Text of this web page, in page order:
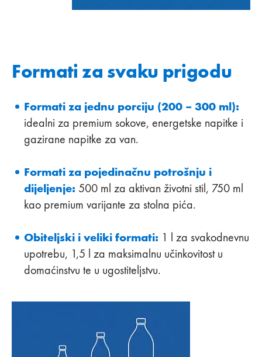
Formati za svaku prigodu
Formati za jednu porciju (200 – 300 ml):
idealni za premium sokove, energetske napitke i
gazirane napitke za van.
Formati za pojedinačnu potrošnju i
dijeljenje: 500 ml za aktivan životni stil, 750 ml
kao premium varijante za stolna pića.
Obiteljski i veliki formati: 1 l za svakodnevnu
upotrebu, 1,5 l za maksimalnu učinkovitost u
domaćinstvu te u ugostiteljstvu.